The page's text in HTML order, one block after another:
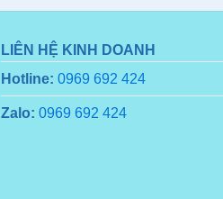
LIÊN HỆ KINH DOANH
Hotline: 0969 692 424
Zalo: 0969 692 424